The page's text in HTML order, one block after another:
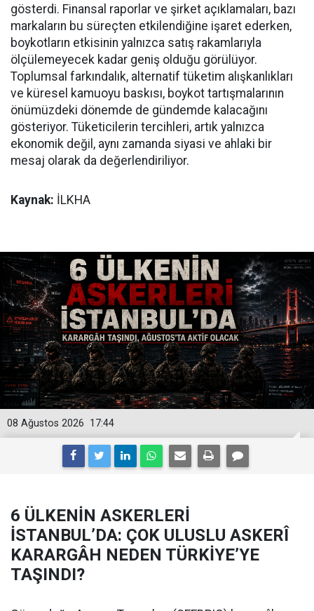
gösterdi. Finansal raporlar ve şirket açıklamaları, bazı
markaların bu süreçten etkilendiğine işaret ederken,
boykotların etkisinin yalnızca satış rakamlarıyla
ölçülemeyecek kadar geniş olduğu görülüyor.
Toplumsal farkındalık, alternatif tüketim alışkanlıkları
ve küresel kamuoyu baskısı, boykot tartışmalarının
önümüzdeki dönemde de gündemde kalacağını
gösteriyor. Tüketicilerin tercihleri, artık yalnızca
ekonomik değil, aynı zamanda siyasi ve ahlaki bir
mesaj olarak da değerlendiriliyor.
Kaynak: İLKHA
17:44
08 Ağustos 2026
6 ÜLKENİN ASKERLERİ
İSTANBUL’DA: ÇOK ULUSLU ASKERÎ
KARARGÂH NEDEN TÜRKİYE’YE
TAŞINDI?